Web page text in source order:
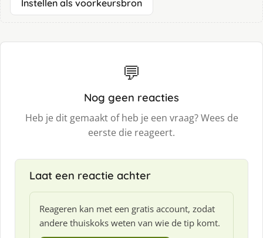
Instellen als voorkeursbron
💬
Nog geen reacties
Heb je dit gemaakt of heb je een vraag? Wees de
eerste die reageert.
Laat een reactie achter
Reageren kan met een gratis account, zodat
andere thuiskoks weten van wie de tip komt.